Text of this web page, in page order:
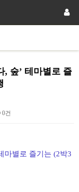
, 숲’ 테마별로 즐
0건
마별로 즐기는 (2박3